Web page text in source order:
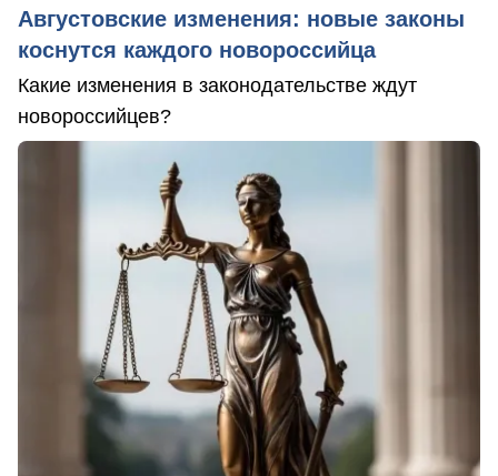
Августовские изменения: новые законы
коснутся каждого новороссийца
Какие изменения в законодательстве ждут
новороссийцев?